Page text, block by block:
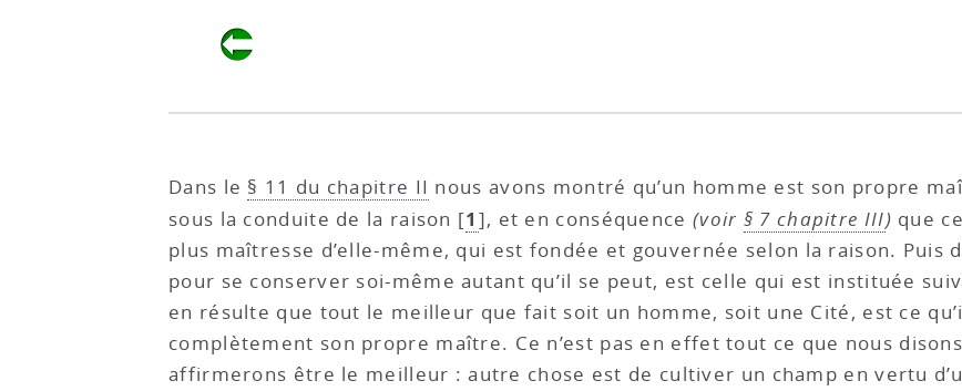
Dans le § 11 du chapitre II nous avons montré qu’un homme est son propre
sous la conduite de la raison [1 ], et en conséquence (voir § 7 chapitre III) que
plus maîtresse d’elle-même, qui est fondée et gouvernée selon la raison. Puis
pour se conserver soi-même autant qu’il se peut, est celle qui est instituée
en résulte que tout le meilleur que fait soit un homme, soit une Cité, est ce
complètement son propre maître. Ce n’est pas en effet tout ce que nous
affirmerons être le meilleur : autre chose est de cultiver un champ en vertu